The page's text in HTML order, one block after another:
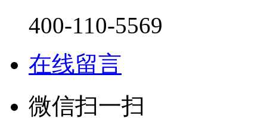
400-110-5569
在线留言
微信扫一扫